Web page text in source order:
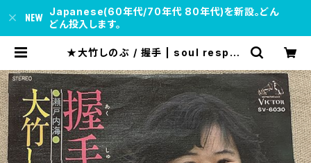
Japanese(60年代/70年代 80年代)を新設。どん
どん投入します。
★大竹しのぶ / 握手 | soul respec